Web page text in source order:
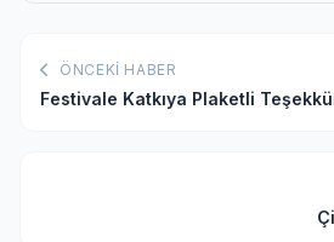
ÖNCEKI HABER
Festivale Katkıya Plaketli